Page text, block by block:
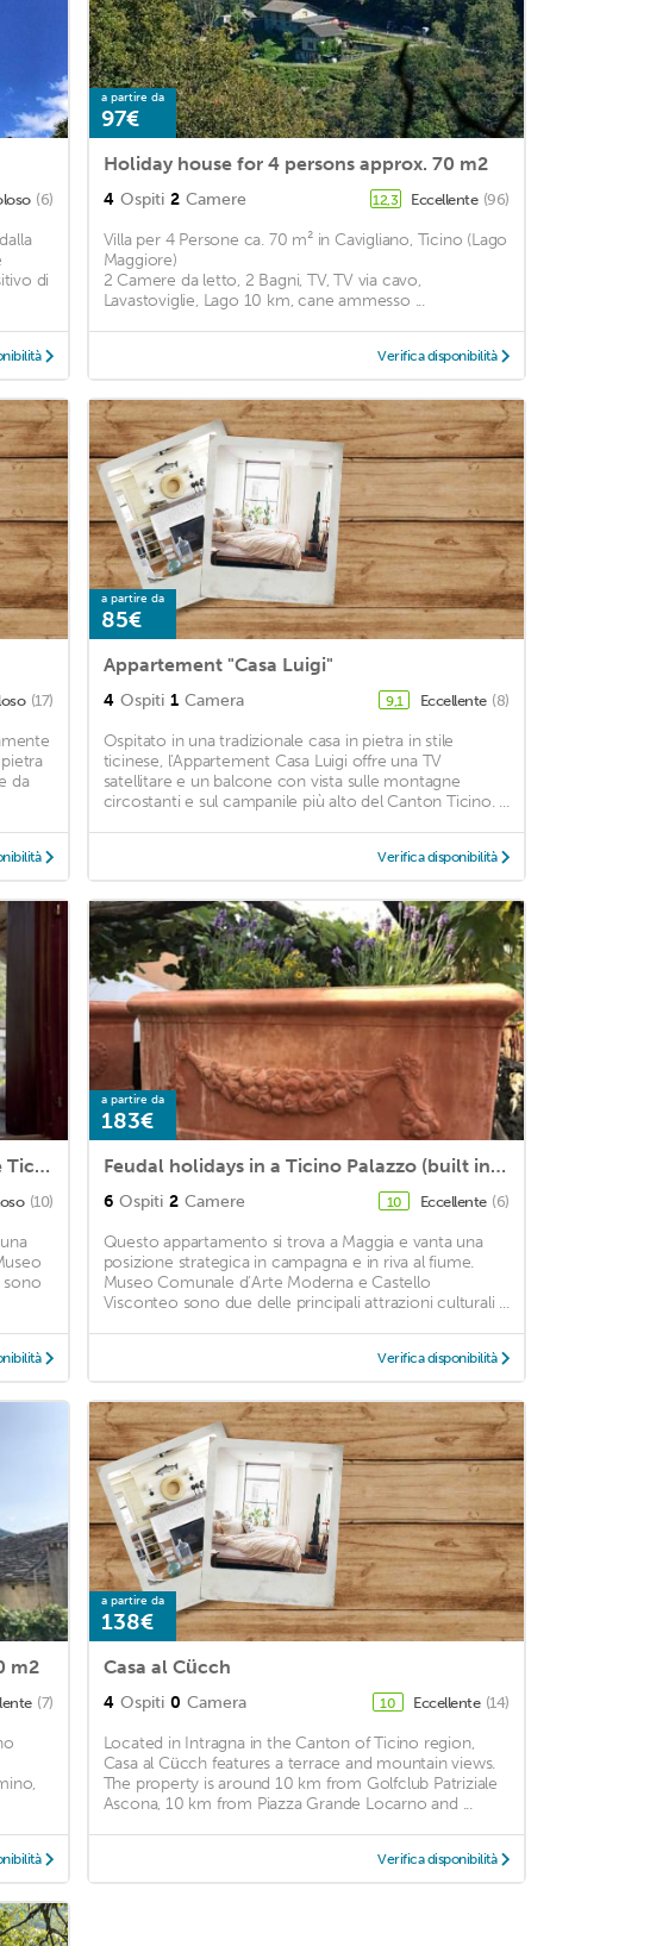
(6)
di
a partire da
97€
Holiday house for 4 persons approx. 70 m2
4 Ospiti 2 Camere 12,3 Eccellente (96)
Villa per 4 Persone ca. 70 m² in Cavigliano, Ticino (Lago
Maggiore)
2 Camere da letto, 2 Bagni, TV, TV via cavo,
Lavastoviglie, Lago 10 km, cane ammesso ...
Verifica disponibilità
(17)
da
a partire da
85€
Appartement "Casa Luigi"
4 Ospiti 1 Camera 9,1 Eccellente (8)
Ospitato in una tradizionale casa in pietra in stile
ticinese, l'Appartement Casa Luigi offre una TV
satellitare e un balcone con vista sulle montagne
circostanti e sul campanile più alto del Canton Ticino. ...
Verifica disponibilità
Dream like in the eagle's nest under the Ticino sky! - 'Indian Summer' offer!
(10)
sono
a partire da
183€
Feudal holidays in a Ticino Palazzo (built in 1522!
6 Ospiti 2 Camere 10 Eccellente (6)
Questo appartamento si trova a Maggia e vanta una
posizione strategica in campagna e in riva al fiume.
Museo Comunale d’Arte Moderna e Castello
Visconteo sono due delle principali attrazioni culturali ...
Verifica disponibilità
m2
(7)
a partire da
138€
Casa al Cücch
4 Ospiti 0 Camera 10 Eccellente (14)
Located in Intragna in the Canton of Ticino region,
Casa al Cücch features a terrace and mountain views.
The property is around 10 km from Golfclub Patriziale
Ascona, 10 km from Piazza Grande Locarno and ...
Verifica disponibilità